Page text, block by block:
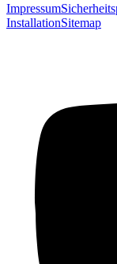
Impressum
InstallationSitemap